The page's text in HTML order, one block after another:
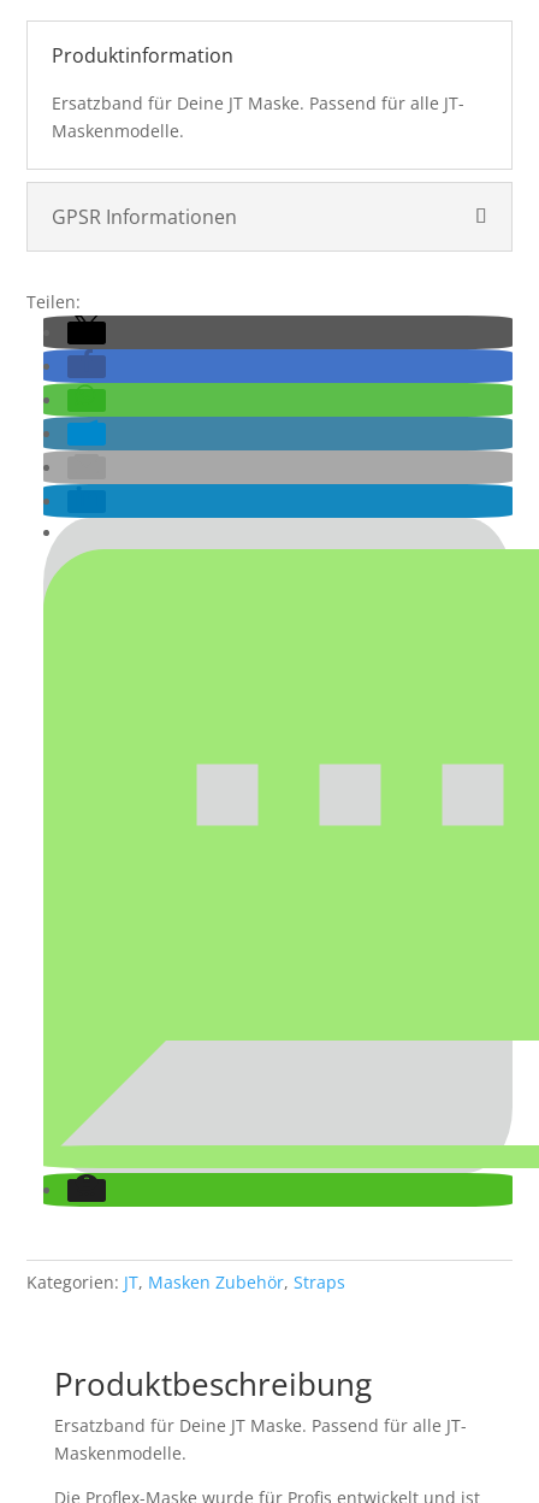
-
Teal
Strap
Woven
Produktinformation
Ersatzband für Deine JT Maske. Passend für alle JT-
Maskenmodelle.
GPSR Informationen
Teilen:
Kategorien: JT, Masken Zubehör,Straps
Produktbeschreibung
Ersatzband für Deine JT Maske. Passend für alle JT-
Maskenmodelle.
Die Proflex-Maske wurde für Profis entwickelt und ist